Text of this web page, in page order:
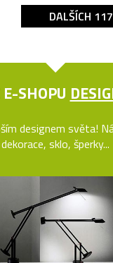
DALŠÍCH
SHOPU
designem světa!
dekorace, sklo, šperky...